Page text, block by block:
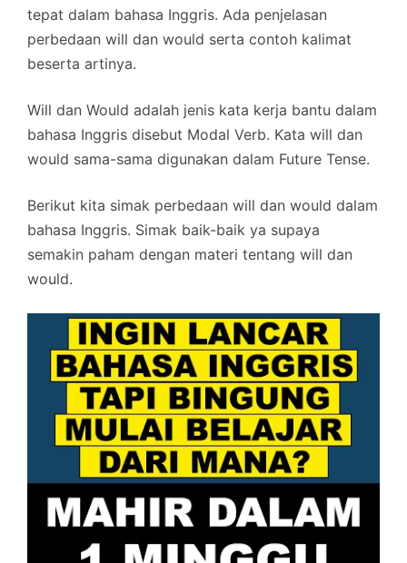
tepat dalam bahasa Inggris. Ada penjelasan
perbedaan will dan would serta contoh kalimat
beserta artinya.
Will dan Would adalah jenis kata kerja bantu dalam
bahasa Inggris disebut Modal Verb. Kata will dan
would sama-sama digunakan dalam Future Tense.
Berikut kita simak perbedaan will dan would dalam
bahasa Inggris. Simak baik-baik ya supaya
semakin paham dengan materi tentang will dan
would.